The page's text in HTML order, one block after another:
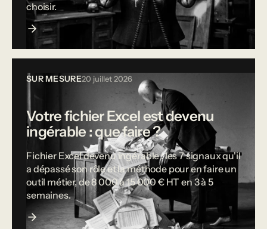
choisir.
SUR MESURE20 juillet 2026
Votre fichier Excel est devenu
ingérable : que faire ?
Fichier Excel devenu ingérable : les 7 signaux qu'il
a dépassé son rôle et la méthode pour en faire un
outil métier, de 8 000 à 15 000 € HT en 3 à 5
semaines.